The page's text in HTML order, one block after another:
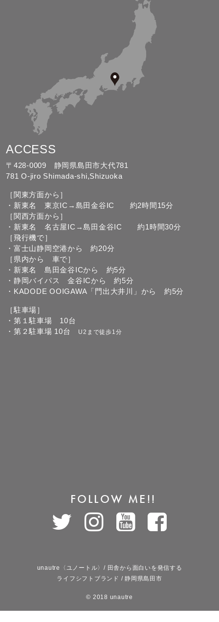
ACCESS
〒428-0009 静岡県島田市大代781
781 O-jiro Shimada-shi,Shizuoka
［関東方面から］
・新東名 東京IC→島田金谷IC 約2時間15分
［関西方面から］
・新東名 名古屋IC→島田金谷IC 約1時間30分
［飛行機で］
・富士山静岡空港から 約20分
［県内から 車で］
・新東名 島田金谷ICから 約5分
・静岡バイパス 金谷ICから 約5分
・KADODE OOIGAWA「門出大井川」から 約5分
［駐車場］
・第１駐車場 10台
・第２駐車場 10台
U2まで徒歩1分
FOLLOW ME!!
unautre〈ユノートル〉/ 田舎から面白いを発信する
ライフシフトブランド / 静岡県島田市
© 2018 unautre